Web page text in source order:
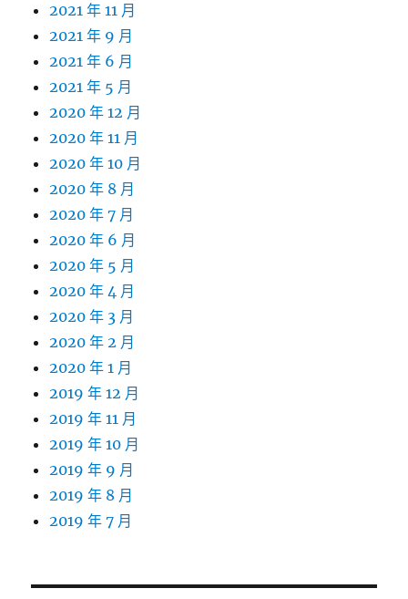
2021 年 11 月
2021 年 9 月
2021 年 6 月
2021 年 5 月
2020 年 12 月
2020 年 11 月
2020 年 10 月
2020 年 8 月
2020 年 7 月
2020 年 6 月
2020 年 5 月
2020 年 4 月
2020 年 3 月
2020 年 2 月
2020 年 1 月
2019 年 12 月
2019 年 11 月
2019 年 10 月
2019 年 9 月
2019 年 8 月
2019 年 7 月